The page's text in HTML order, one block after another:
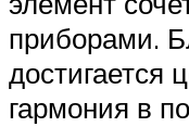
приборами.
достигается
гармония в